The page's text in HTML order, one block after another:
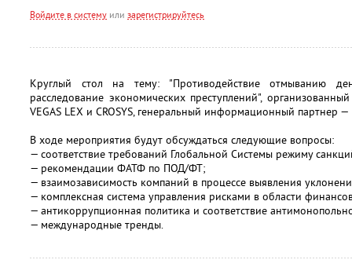
Войдите в систему или зарегистрируйтесь
Круглый стол на тему: "Противодействие отмыванию
расследование экономических преступлений",
VEGAS LEX и CROSYS, генеральный информационный партнер
В ходе мероприятия будут обсуждаться следующие вопросы:
— соответствие требований Глобальной Системы режиму
— рекомендации ФАТФ по ПОД/ФТ;
— взаимозависимость компаний в процессе выявления
— комплексная система управления рисками в области
— антикоррупционная политика и соответствие
— международные тренды.